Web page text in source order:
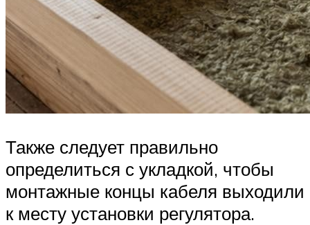
Также следует правильно
определиться с укладкой, чтобы
монтажные концы кабеля выходили
к месту установки регулятора.